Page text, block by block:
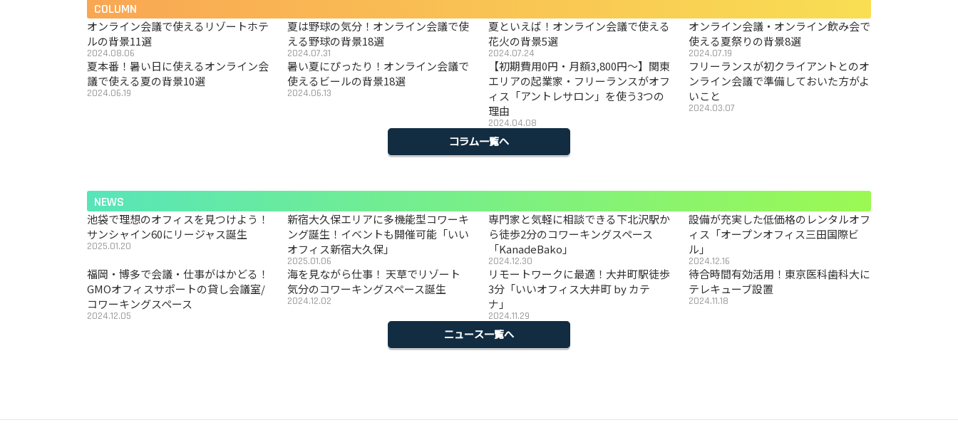
COLUMN
オンライン会議で使えるリゾートホテ
ルの背景11選
2024.08.06
夏は野球の気分！オンライン会議で使
える野球の背景18選
2024.07.31
夏といえば！オンライン会議で使える
花火の背景5選
2024.07.24
オンライン会議・オンライン飲み会で
使える夏祭りの背景8選
2024.07.19
夏本番！暑い日に使えるオンライン会
議で使える夏の背景10選
2024.06.19
暑い夏にぴったり！オンライン会議で
使えるビールの背景18選
2024.06.13
【初期費用0円・月額3,800円〜】関東
エリアの起業家・フリーランスがオフ
ィス「アントレサロン」を使う3つの
理由
2024.04.08
フリーランスが初クライアントとのオ
ンライン会議で準備しておいた方がよ
いこと
2024.03.07
コラム一覧へ
NEWS
池袋で理想のオフィスを見つけよう！
サンシャイン60にリージャス誕生
2025.01.20
新宿大久保エリアに多機能型コワーキ
ング誕生！イベントも開催可能「いい
オフィス新宿大久保」
2025.01.06
専門家と気軽に相談できる下北沢駅か
ら徒歩2分のコワーキングスペース
「KanadeBako」
2024.12.30
設備が充実した低価格のレンタルオフ
ィス「オープンオフィス三田国際ビ
ル」
2024.12.16
福岡・博多で会議・仕事がはかどる！
GMOオフィスサポートの貸し会議室/
コワーキングスペース
2024.12.05
海を見ながら仕事！ 天草でリゾート
気分のコワーキングスペース誕生
2024.12.02
リモートワークに最適！大井町駅徒歩
3分「いいオフィス大井町 by カテ
ナ」
2024.11.29
待合時間有効活用！東京医科歯科大に
テレキューブ設置
2024.11.18
ニュース一覧へ